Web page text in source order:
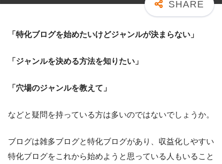
「特化ブログを始めたいけどジャンルが決まらない」
「ジャンルを決める方法を知りたい」
「穴場のジャンルを教えて」
などと疑問を持っている方は多いのではないでしょうか。
ブログは雑多ブログと特化ブログがあり、収益化しやすい
特化ブログをこれから始めようと思っている人もいること